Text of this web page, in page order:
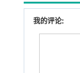
我的评论: